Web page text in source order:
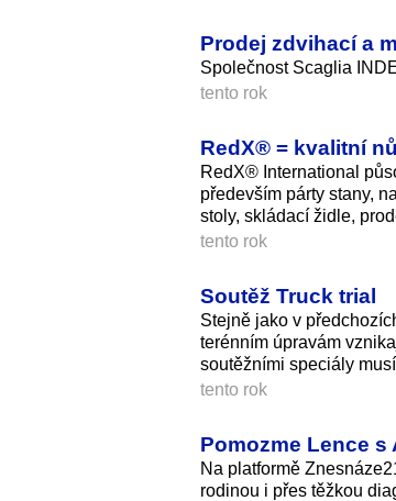
Prodej zdvihací a
Společnost Scaglia
tento rok
RedX® = kvalitní
RedX® International
především párty stany,
stoly, skládací židle,
tento rok
Soutěž Truck trial
Stejně jako v
terénním úpravám
soutěžními speciály
tento rok
Pomozme Lence
Na platformě
rodinou i přes těžkou